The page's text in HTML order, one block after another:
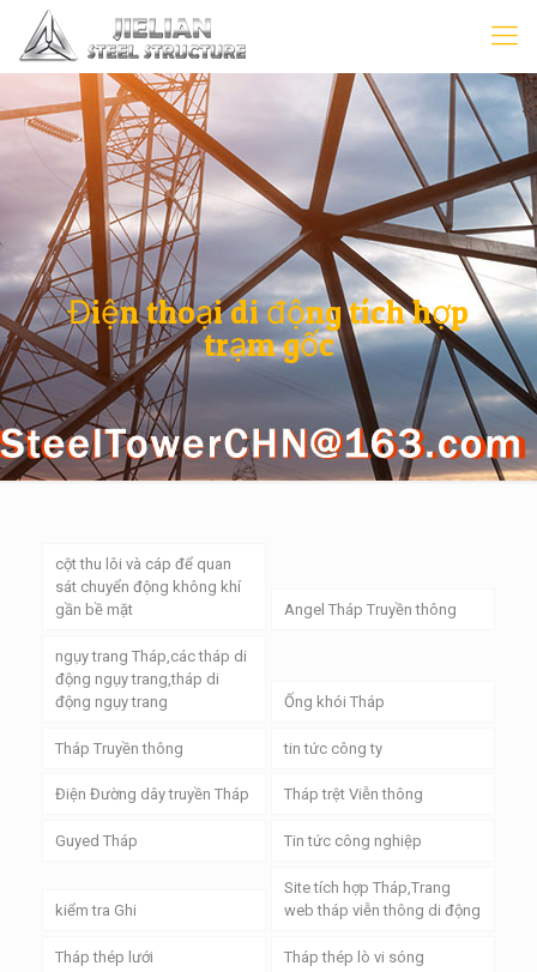
Điện thoại di động tích hợp
trạm gốc
cột thu lôi và cáp để quan
sát chuyển động không khí
gần bề mặt
Angel Tháp Truyền thông
ngụy trang Tháp,các tháp di
động ngụy trang,tháp di
động ngụy trang
Ống khói Tháp
Tháp Truyền thông tin tức công ty
Điện Đường dây truyền Tháp Tháp trệt Viễn thông
Guyed Tháp Tin tức công nghiệp
kiểm tra Ghi
Site tích hợp Tháp,Trang
web tháp viễn thông di động
Tháp thép lưới Tháp thép lò vi sóng